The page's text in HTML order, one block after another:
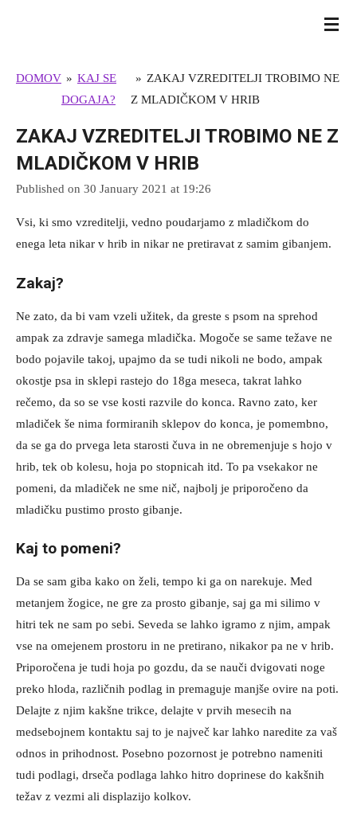
content
DOMOV » KAJ SE
DOGAJA?
» ZAKAJ VZREDITELJI TROBIMO NE
Z MLADIČKOM V HRIB
ZAKAJ VZREDITELJI TROBIMO NE Z
MLADIČKOM V HRIB
Published on 30 January 2021 at 19:26
Vsi, ki smo vzreditelji, vedno poudarjamo z mladičkom do
enega leta nikar v hrib in nikar ne pretiravat z samim gibanjem.
Zakaj?
Ne zato, da bi vam vzeli užitek, da greste s psom na sprehod
ampak za zdravje samega mladička. Mogoče se same težave ne
bodo pojavile takoj, upajmo da se tudi nikoli ne bodo, ampak
okostje psa in sklepi rastejo do 18ga meseca, takrat lahko
rečemo, da so se vse kosti razvile do konca. Ravno zato, ker
mladiček še nima formiranih sklepov do konca, je pomembno,
da se ga do prvega leta starosti čuva in ne obremenjuje s hojo v
hrib, tek ob kolesu, hoja po stopnicah itd. To pa vsekakor ne
pomeni, da mladiček ne sme nič, najbolj je priporočeno da
mladičku pustimo prosto gibanje.
Kaj to pomeni?
Da se sam giba kako on želi, tempo ki ga on narekuje. Med
metanjem žogice, ne gre za prosto gibanje, saj ga mi silimo v
hitri tek ne sam po sebi. Seveda se lahko igramo z njim, ampak
vse na omejenem prostoru in ne pretirano, nikakor pa ne v hrib.
Priporočena je tudi hoja po gozdu, da se nauči dvigovati noge
preko hloda, različnih podlag in premaguje manjše ovire na poti.
Delajte z njim kakšne trikce, delajte v prvih mesecih na
medsebojnem kontaktu saj to je največ kar lahko naredite za vaš
odnos in prihodnost. Posebno pozornost je potrebno nameniti
tudi podlagi, drseča podlaga lahko hitro doprinese do kakšnih
težav z vezmi ali displazijo kolkov.